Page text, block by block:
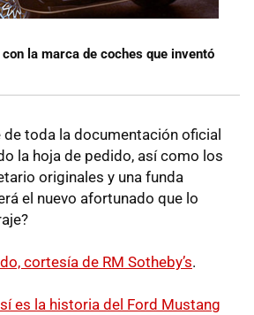
la marca de coches que inventó
toda la documentación oficial
la hoja de pedido, así como los
originales y una funda
el nuevo afortunado que lo
cortesía de RM Sotheby’s.
es la historia del Ford Mustang